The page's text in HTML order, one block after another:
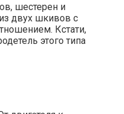
шестерен и
двух шкивов с
Кстати,
этого типа